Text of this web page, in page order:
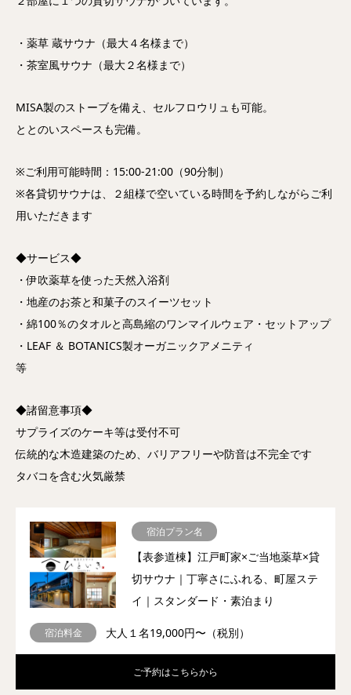
・薬草 蔵サウナ（最大４名様まで）
・茶室風サウナ（最大２名様まで）
MISA製のストーブを備え、セルフロウリュも可能。
ととのいスペースも完備。
※ご利用可能時間：15:00-21:00（90分制）
※各貸切サウナは、２組様で空いている時間を予約しながらご利
用いただきます
◆サービス◆
・伊吹薬草を使った天然入浴剤
・地産のお茶と和菓子のスイーツセット
・綿100％のタオルと高島縮のワンマイルウェア・セットアップ
・LEAF ＆ BOTANICS製オーガニックアメニティ
等
◆諸留意事項◆
サプライズのケーキ等は受付不可
伝統的な木造建築のため、バリアフリーや防音は不完全です
タバコを含む火気厳禁
宿泊プラン名
【表参道棟】江戸町家×ご当地薬草×貸
切サウナ｜丁寧さにふれる、町屋ステ
イ｜スタンダード・素泊まり
宿泊料金 大人１名19,000円〜（税別）
ご予約はこちらから